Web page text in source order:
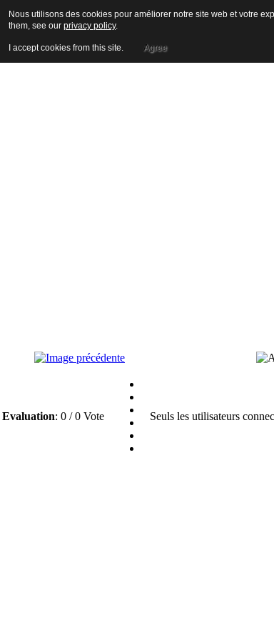
Evaluation: 0 / 0 Vote Seuls les utilisateurs
Nous utilisons des cookies pour améliorer notre site web et votre
them, see our privacy policy.
I accept cookies from this site. Agree